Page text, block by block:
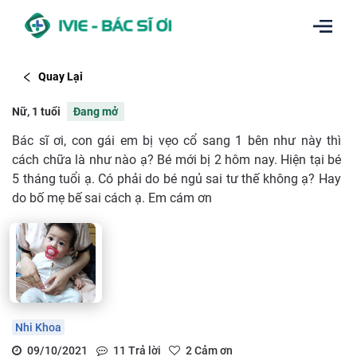
Quay Lại
Nữ, 1 tuổi Đang mở
Bác sĩ ơi, con gái em bị vẹo cổ sang 1 bên như này thì
cách chữa là như nào ạ? Bé mới bị 2 hôm nay. Hiện tại bé
5 tháng tuổi ạ. Có phải do bé ngủ sai tư thế không ạ? Hay
do bố mẹ bế sai cách ạ. Em cám ơn
Nhi Khoa
09/10/2021
11 Trả lời 2Cảm ơn